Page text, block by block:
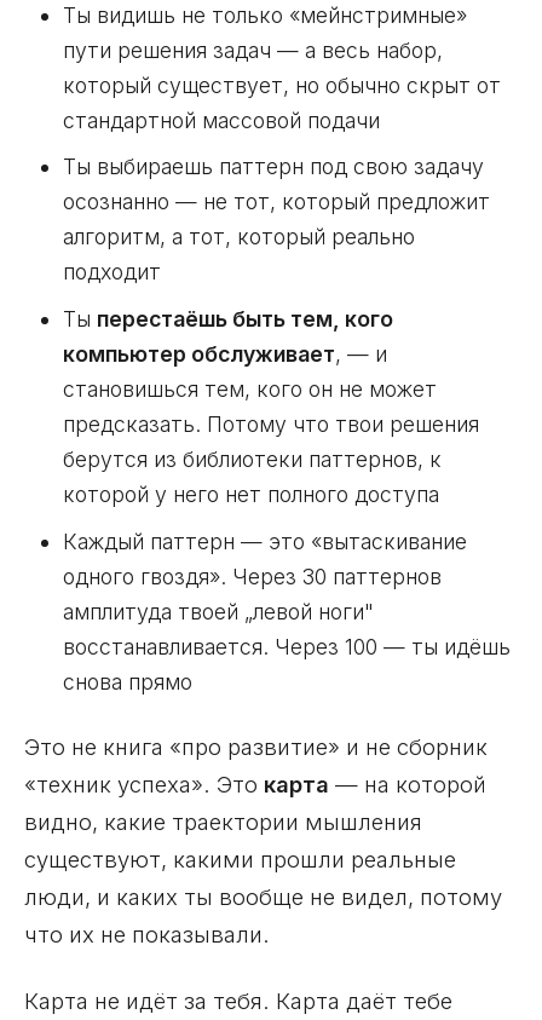
Ты видишь не только «мейнстримные»
пути решения задач — а весь набор,
который существует, но обычно скрыт от
стандартной массовой подачи
Ты выбираешь паттерн под свою задачу
осознанно — не тот, который предложит
алгоритм, а тот, который реально
подходит
Ты перестаёшь быть тем, кого
компьютер обслуживает, — и
становишься тем, кого он не может
предсказать. Потому что твои решения
берутся из библиотеки паттернов, к
которой у него нет полного доступа
Каждый паттерн — это «вытаскивание
одного гвоздя». Через 30 паттернов
амплитуда твоей „левой ноги"
восстанавливается. Через 100 — ты идёшь
снова прямо
Это не книга «про развитие» и не сборник
«техник успеха». Это карта — на которой
видно, какие траектории мышления
существуют, какими прошли реальные
люди, и каких ты вообще не видел, потому
что их не показывали.
Карта не идёт за тебя. Карта даёт тебе